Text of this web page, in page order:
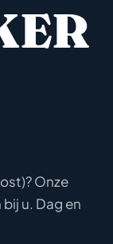
Onze
u. Dag en